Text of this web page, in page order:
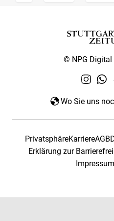
© NPG Digital
Wo Sie uns
PrivatsphäreKarriereAGB
Erklärung zur
Impressum